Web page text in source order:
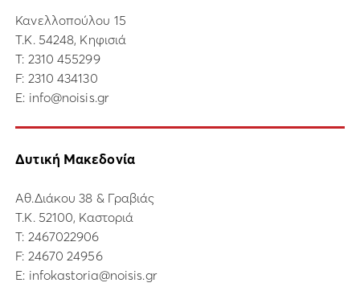
Κανελλοπούλου 15
Τ.Κ. 54248, Κηφισιά
Τ: 2310 455299
F: 2310 434130
E: info@noisis.gr
Δυτική Μακεδονία
Αθ.Διάκου 38 & Γραβιάς
Τ.Κ. 52100, Καστοριά
Τ: 2467022906
F: 24670 24956
E: infokastoria@noisis.gr